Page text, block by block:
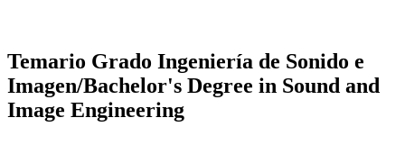
Temario Grado Ingeniería de Sonido e
Imagen/Bachelor's Degree in Sound and
Image Engineering